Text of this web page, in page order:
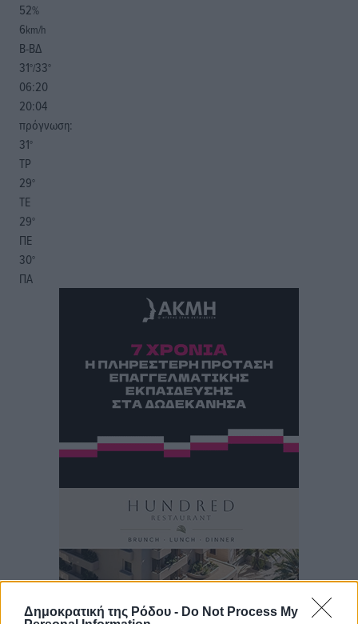
Δημοκρατική της Ρόδου - Do Not Process My
52%
6km/h
Β-ΒΔ
31°/33°
06:20
20:04
πρόγνωση:
31°
ΤΡ
29°
ΤΕ
29°
ΠΕ
30°
ΠΑ